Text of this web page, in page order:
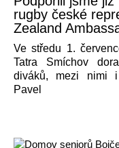
rugby české
Zealand
Ve středu 1.
Tatra Smíchov
diváků, mezi nimi
Pavel